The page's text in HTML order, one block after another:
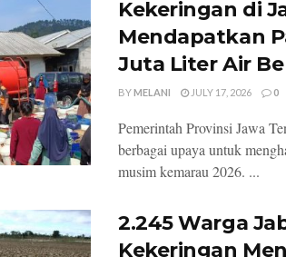
Kekeringan di
Mendapatkan
Juta Liter Air
BYMELANI JULY 17, 2026 0
Pemerintah Provinsi Jawa
berbagai upaya untuk
musim kemarau 2026. ...
2.245 Warga
Kekeringan